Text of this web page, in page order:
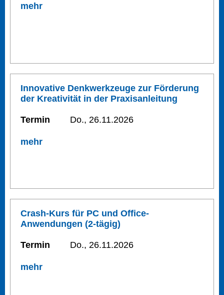
mehr
Innovative Denkwerkzeuge zur Förderung
der Kreativität in der Praxisanleitung
Termin Do., 26.11.2026
mehr
Crash-Kurs für PC und Office-
Anwendungen (2-tägig)
Termin Do., 26.11.2026
mehr